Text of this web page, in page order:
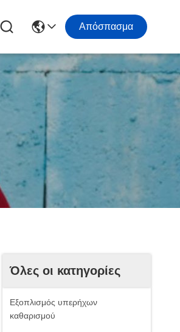
Απόσπασμα
Όλες οι κατηγορίες
Εξοπλισμός υπερήχων
καθαρισμού